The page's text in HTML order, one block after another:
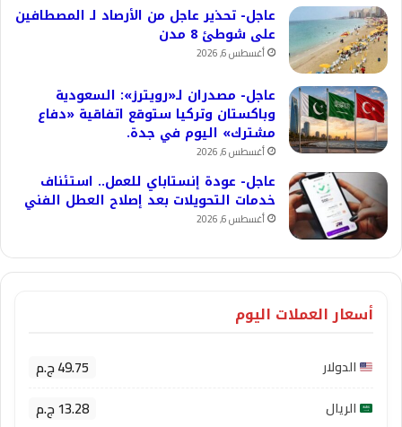
عاجل- تحذير عاجل من الأرصاد لـ المصطافين
على شوطئ 8 مدن
أغسطس 6, 2026
عاجل- مصدران لـ«رويترز»: السعودية
وباكستان وتركيا ستوقع اتفاقية «دفاع
مشترك» اليوم في جدة.
أغسطس 6, 2026
عاجل- عودة إنستاباي للعمل.. استئناف
خدمات التحويلات بعد إصلاح العطل الفني
أغسطس 6, 2026
أسعار العملات اليوم
الدولار 49.75 ج.م
الريال 13.28 ج.م